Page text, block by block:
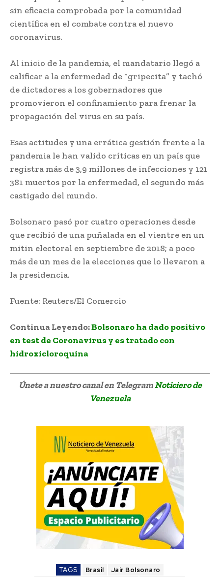
sin eficacia comprobada por la comunidad
científica en el combate contra el nuevo
coronavirus.
Al inicio de la pandemia, el mandatario llegó a
calificar a la enfermedad de “gripecita” y tachó
de dictadores a los gobernadores que
promovieron el confinamiento para frenar la
propagación del virus en su país.
Esas actitudes y una errática gestión frente a la
pandemia le han valido críticas en un país que
registra más de 3,9 millones de infecciones y 121
381 muertos por la enfermedad, el segundo más
castigado del mundo.
Bolsonaro pasó por cuatro operaciones desde
que recibió de una puñalada en el vientre en un
mitin electoral en septiembre de 2018; a poco
más de un mes de la elecciones que lo llevaron a
la presidencia.
Fuente: Reuters/El Comercio
Continua Leyendo:Bolsonaro ha dado positivo
en test de Coronavirus y es tratado con
hidroxicloroquina
Únete a nuestro canal en TelegramNoticiero de
Venezuela
TAGS Brasil Jair Bolsonaro